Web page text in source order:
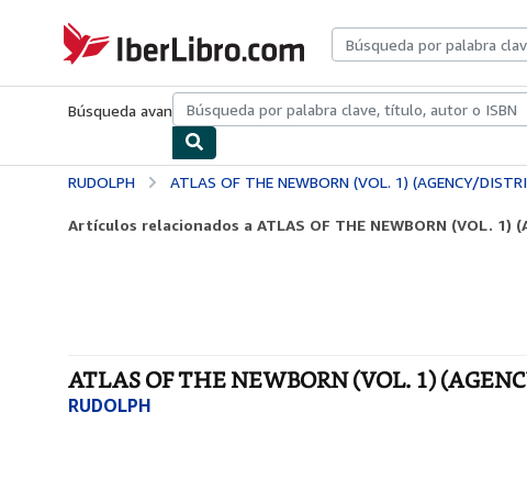
IberLibro.com
Búsqueda avanzadaColecciones Libros antiguosArte y coleccionismo
RUDOLPH ATLAS OF THE NEWBORN (VOL. 1) (AGENCY/
Artículos relacionados a ATLAS OF THE NEWBORN (VOL. 1)
ATLAS OF THE NEWBORN (VOL. 1)
RUDOLPH